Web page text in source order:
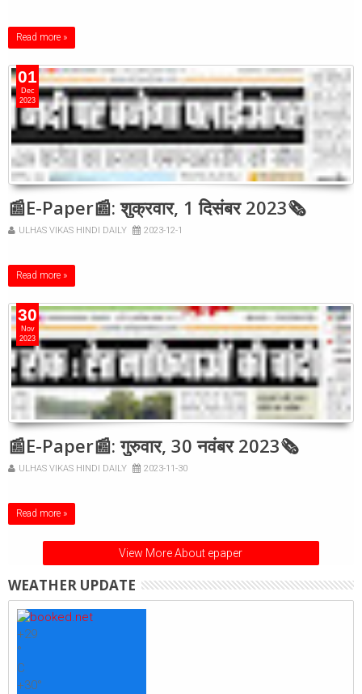
Read more »
01
Dec
2023
📰E-Paper📰: शुक्रवार, 1 दिसंबर 2023🗞
ULHAS VIKAS HINDI DAILY 2023-12-1
Read more »
30
Nov
2023
📰E-Paper📰: गुरुवार, 30 नवंबर 2023🗞
ULHAS VIKAS HINDI DAILY 2023-11-30
Read more »
View More About epaper
WEATHER UPDATE
+29
°
C
+30°